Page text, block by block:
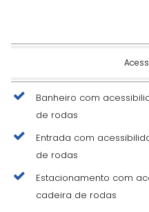
Banheiro com
de rodas
Entrada com
de rodas
Estacionamento com
cadeira de rodas